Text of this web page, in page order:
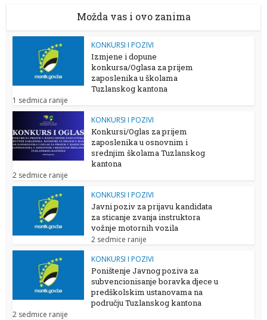
Možda vas i ovo zanima
KONKURSI I POZIVI
Izmjene i dopune
konkursa/Oglasa za prijem
zaposlenika u školama
Tuzlanskog kantona
1 sedmica ranije
KONKURSI I POZIVI
Konkursi/Oglas za prijem
zaposlenika u osnovnim i
srednjim školama Tuzlanskog
kantona
2 sedmice ranije
KONKURSI I POZIVI
Javni poziv za prijavu kandidata
za sticanje zvanja instruktora
vožnje motornih vozila
2 sedmice ranije
KONKURSI I POZIVI
Poništenje Javnog poziva za
subvencionisanje boravka djece u
predškolskim ustanovama na
području Tuzlanskog kantona
2 sedmice ranije